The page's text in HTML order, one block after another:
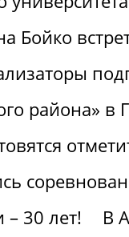
Бойко
района» в
– 30 лет!
В